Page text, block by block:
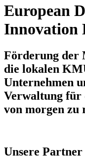
European
Innovation
Förderung der
die lokalen
Unternehmen
Verwaltung für
von morgen zu
Unsere Partner